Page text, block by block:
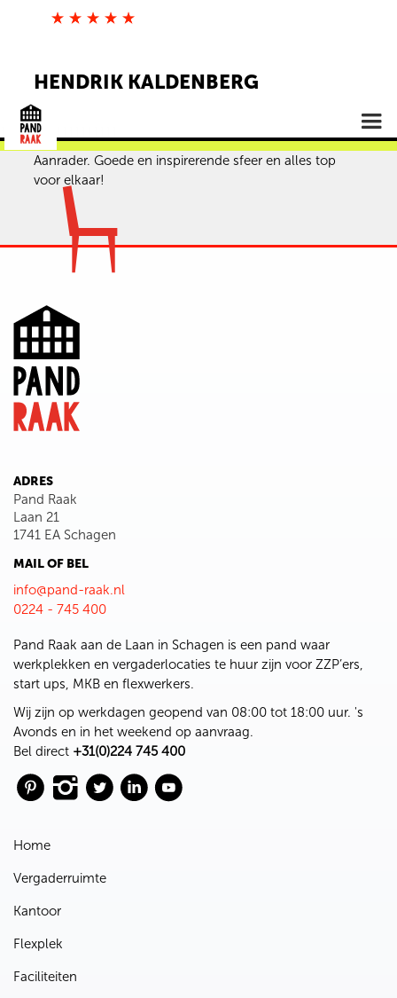
HENDRIK KALDENBERG
Review door:
Originele review vanaf:
Aanrader. Goede en inspirerende sfeer en alles top
voor elkaar!
ADRES
Pand Raak
Laan 21
1741 EA Schagen
MAIL OF BEL
info@pand-raak.nl
0224 - 745 400
Pand Raak aan de Laan in Schagen is een pand waar
werkplekken en vergaderlocaties te huur zijn voor ZZP’ers,
start ups, MKB en flexwerkers.
Wij zijn op werkdagen geopend van 08:00 tot 18:00 uur. 's
Avonds en in het weekend op aanvraag.
Bel direct +31(0)224 745 400
Home
Vergaderruimte
Kantoor
Flexplek
Faciliteiten